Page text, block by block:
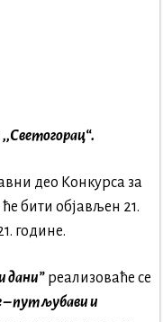
,,Светогорац“.
део Конкурса за
бити објављен 21.
године.
дани”реализоваће се
пут љубави и